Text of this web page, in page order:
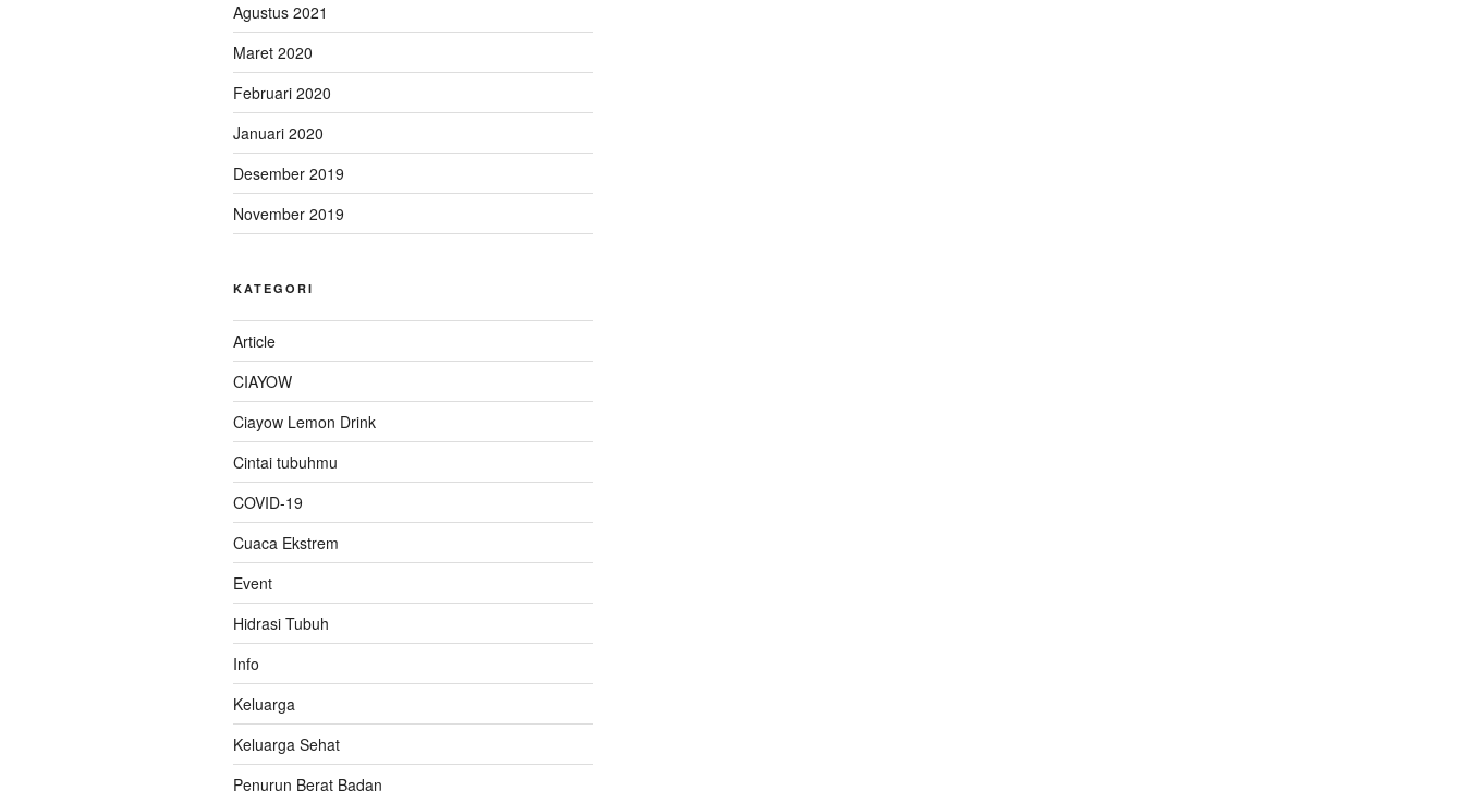
Agustus 2021
Maret 2020
Februari 2020
Januari 2020
Desember 2019
November 2019
KATEGORI
Article
CIAYOW
Ciayow Lemon Drink
Cintai tubuhmu
COVID-19
Cuaca Ekstrem
Event
Hidrasi Tubuh
Info
Keluarga
Keluarga Sehat
Penurun Berat Badan